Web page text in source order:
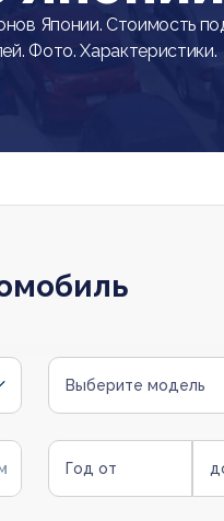
Японии. Стоимость
Фото. Характеристики.
Выберите модель
Год от